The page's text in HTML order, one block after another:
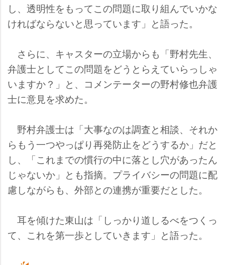
し、透明性をもってこの問題に取り組んでいかな
ければならないと思っています」と語った。
さらに、キャスターの立場からも「野村先生、
弁護士としてこの問題をどうとらえていらっしゃ
いますか？」と、コメンテーターの野村修也弁護
士に意見を求めた。
野村弁護士は「大事なのは調査と相談、それか
らもう一つやっぱり再発防止をどうするか」だと
し、「これまでの慣行の中に落とし穴があったん
じゃないか」とも指摘。プライバシーの問題に配
慮しながらも、外部との連携が重要だとした。
耳を傾けた東山は「しっかり道しるべをつくっ
て、これを第一歩としていきます」と語った。